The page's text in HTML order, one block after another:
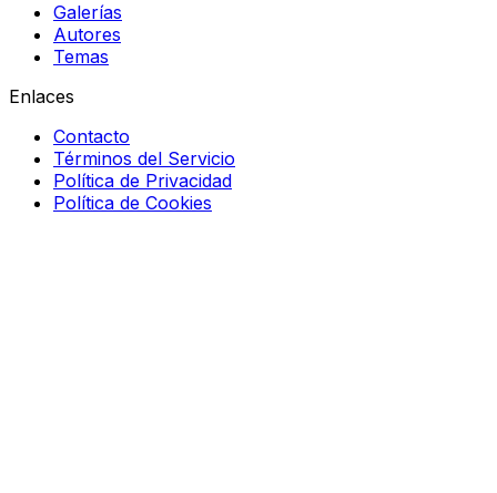
Galerías
Autores
Temas
Enlaces
Contacto
Términos del Servicio
Política de Privacidad
Política de Cookies